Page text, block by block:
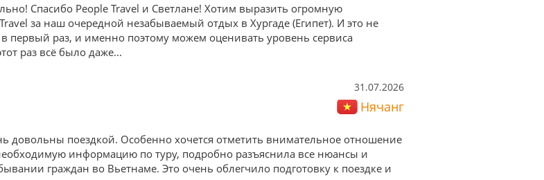
Спасибо People Travel и Светлане! Хотим выразить огромную
за наш очередной незабываемый отдых в Хургаде (Египет). И это не
первый раз, и именно поэтому можем оценивать уровень сервиса
раз всё было даже...
31.07.2026
Нячанг
довольны поездкой. Особенно хочется отметить внимательное отношение
информацию по туру, подробно разъяснила все нюансы и
граждан во Вьетнаме. Это очень облегчило подготовку к поездке и